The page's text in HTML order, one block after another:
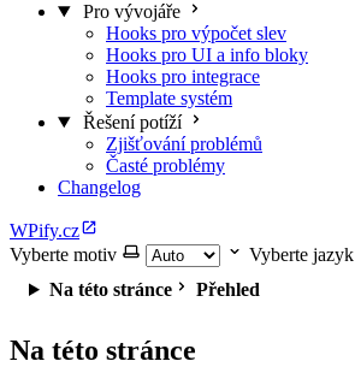
Pro vývojáře
Hooks pro výpočet slev
Hooks pro UI a info bloky
Hooks pro integrace
Template systém
Řešení potíží
Zjišťování problémů
Časté problémy
Changelog
WPify.cz
Vyberte motiv
Vyberte jazyk
Na této stránce
Přehled
Na této stránce